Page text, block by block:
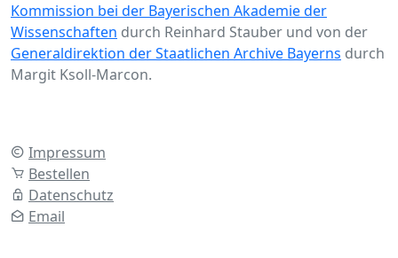
Kommission bei der Bayerischen Akademie der
Wissenschaften durch Reinhard Stauber und von der
Generaldirektion der Staatlichen Archive Bayerns durch
Margit Ksoll-Marcon.
Impressum
Bestellen
Datenschutz
Email